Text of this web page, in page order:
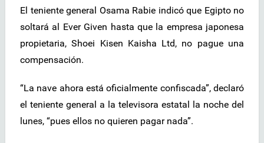
El teniente general Osama Rabie indicó que Egipto no
soltará al Ever Given hasta que la empresa japonesa
propietaria, Shoei Kisen Kaisha Ltd, no pague una
compensación.
“La nave ahora está oficialmente confiscada”, declaró
el teniente general a la televisora estatal la noche del
lunes, “pues ellos no quieren pagar nada”.